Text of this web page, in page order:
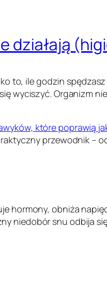
działają
to, ile godzin
wyciszyć. Organizm
które poprawią
przewodnik –
hormony, obniża
niedobór snu odbija